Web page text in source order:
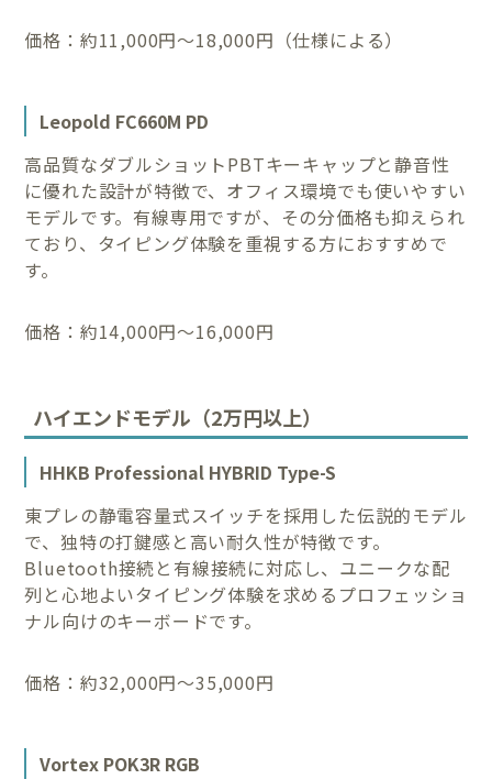
価格：約11,000円〜18,000円（仕様による）
Leopold FC660M PD
高品質なダブルショットPBTキーキャップと静音性
に優れた設計が特徴で、オフィス環境でも使いやすい
モデルです。有線専用ですが、その分価格も抑えられ
ており、タイピング体験を重視する方におすすめで
す。
価格：約14,000円〜16,000円
ハイエンドモデル（2万円以上）
HHKB Professional HYBRID Type-S
東プレの静電容量式スイッチを採用した伝説的モデル
で、独特の打鍵感と高い耐久性が特徴です。
Bluetooth接続と有線接続に対応し、ユニークな配
列と心地よいタイピング体験を求めるプロフェッショ
ナル向けのキーボードです。
価格：約32,000円〜35,000円
Vortex POK3R RGB